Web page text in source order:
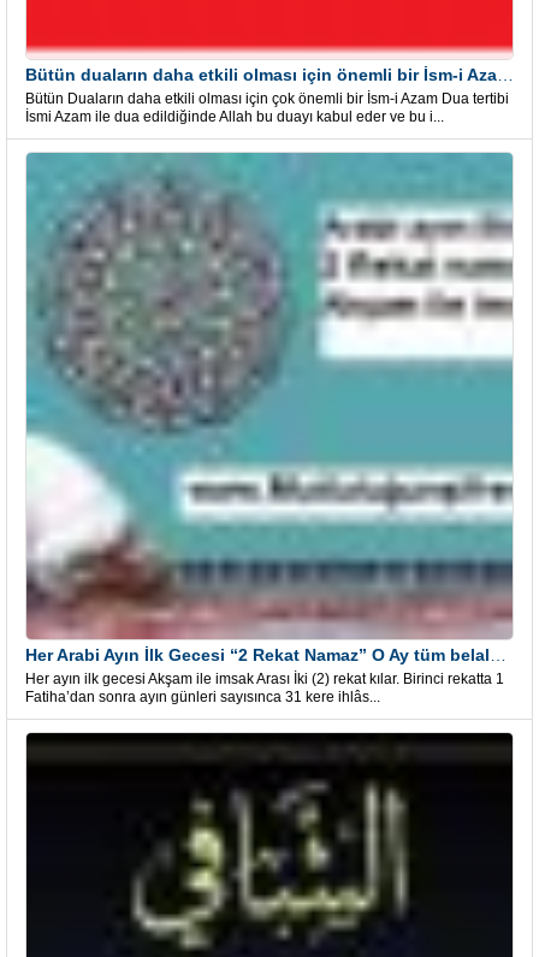
Bütün Duaların daha etkili olması için çok önemli bir İsm-i Azam Dua tertibi
İsmi Azam ile dua edildiğinde Allah bu duayı kabul eder ve bu i...
Her ayın ilk gecesi Akşam ile imsak Arası İki (2) rekat kılar. Birinci rekatta 1
Fatiha’dan sonra ayın günleri sayısınca 31 kere ihlâs...